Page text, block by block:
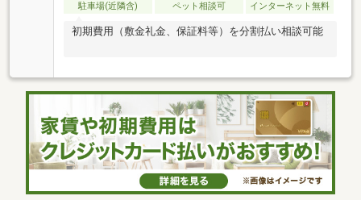
駐車場(近隣含)
ペット相談可 インターネット無料
初期費用（敷金礼金、保証料等）を分割払い相談可能